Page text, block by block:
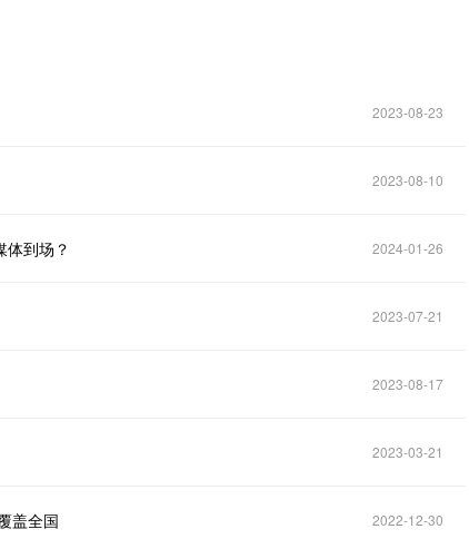
2023-08-23
2023-08-10
体到场？ 2024-01-26
2023-07-21
2023-08-17
2023-03-21
盖全国 2022-12-30